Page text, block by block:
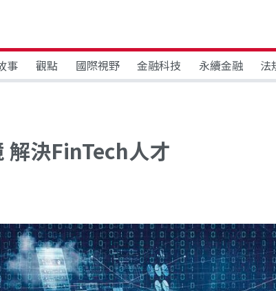
事 觀點 國際視野 金融科技 永續金融 法
解決FinTech人才